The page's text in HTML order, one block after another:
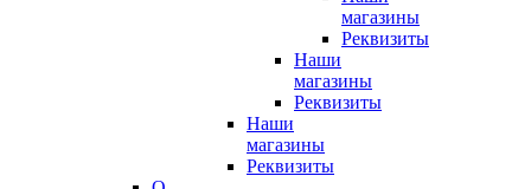
магазины
Реквизиты
Наши
магазины
Реквизиты
Наши
магазины
Реквизиты